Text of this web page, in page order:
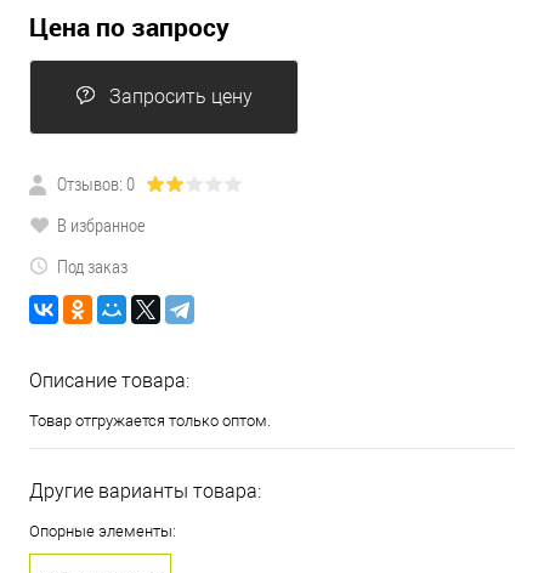
Цена по запросу
Запросить цену
Отзывов: 0
В избранное
Под заказ
Описание товара:
Товар отгружается только оптом.
Другие варианты товара:
Опорные элементы: